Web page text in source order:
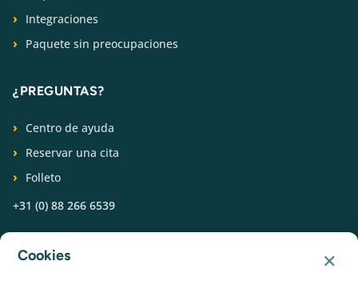
Integraciones
Paquete sin preocupaciones
¿PREGUNTAS?
Centro de ayuda
Reservar una cita
Folleto
+31 (0) 88 266 6539
Cookies ×